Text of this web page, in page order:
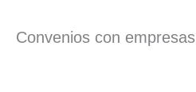
Convenios con empresas